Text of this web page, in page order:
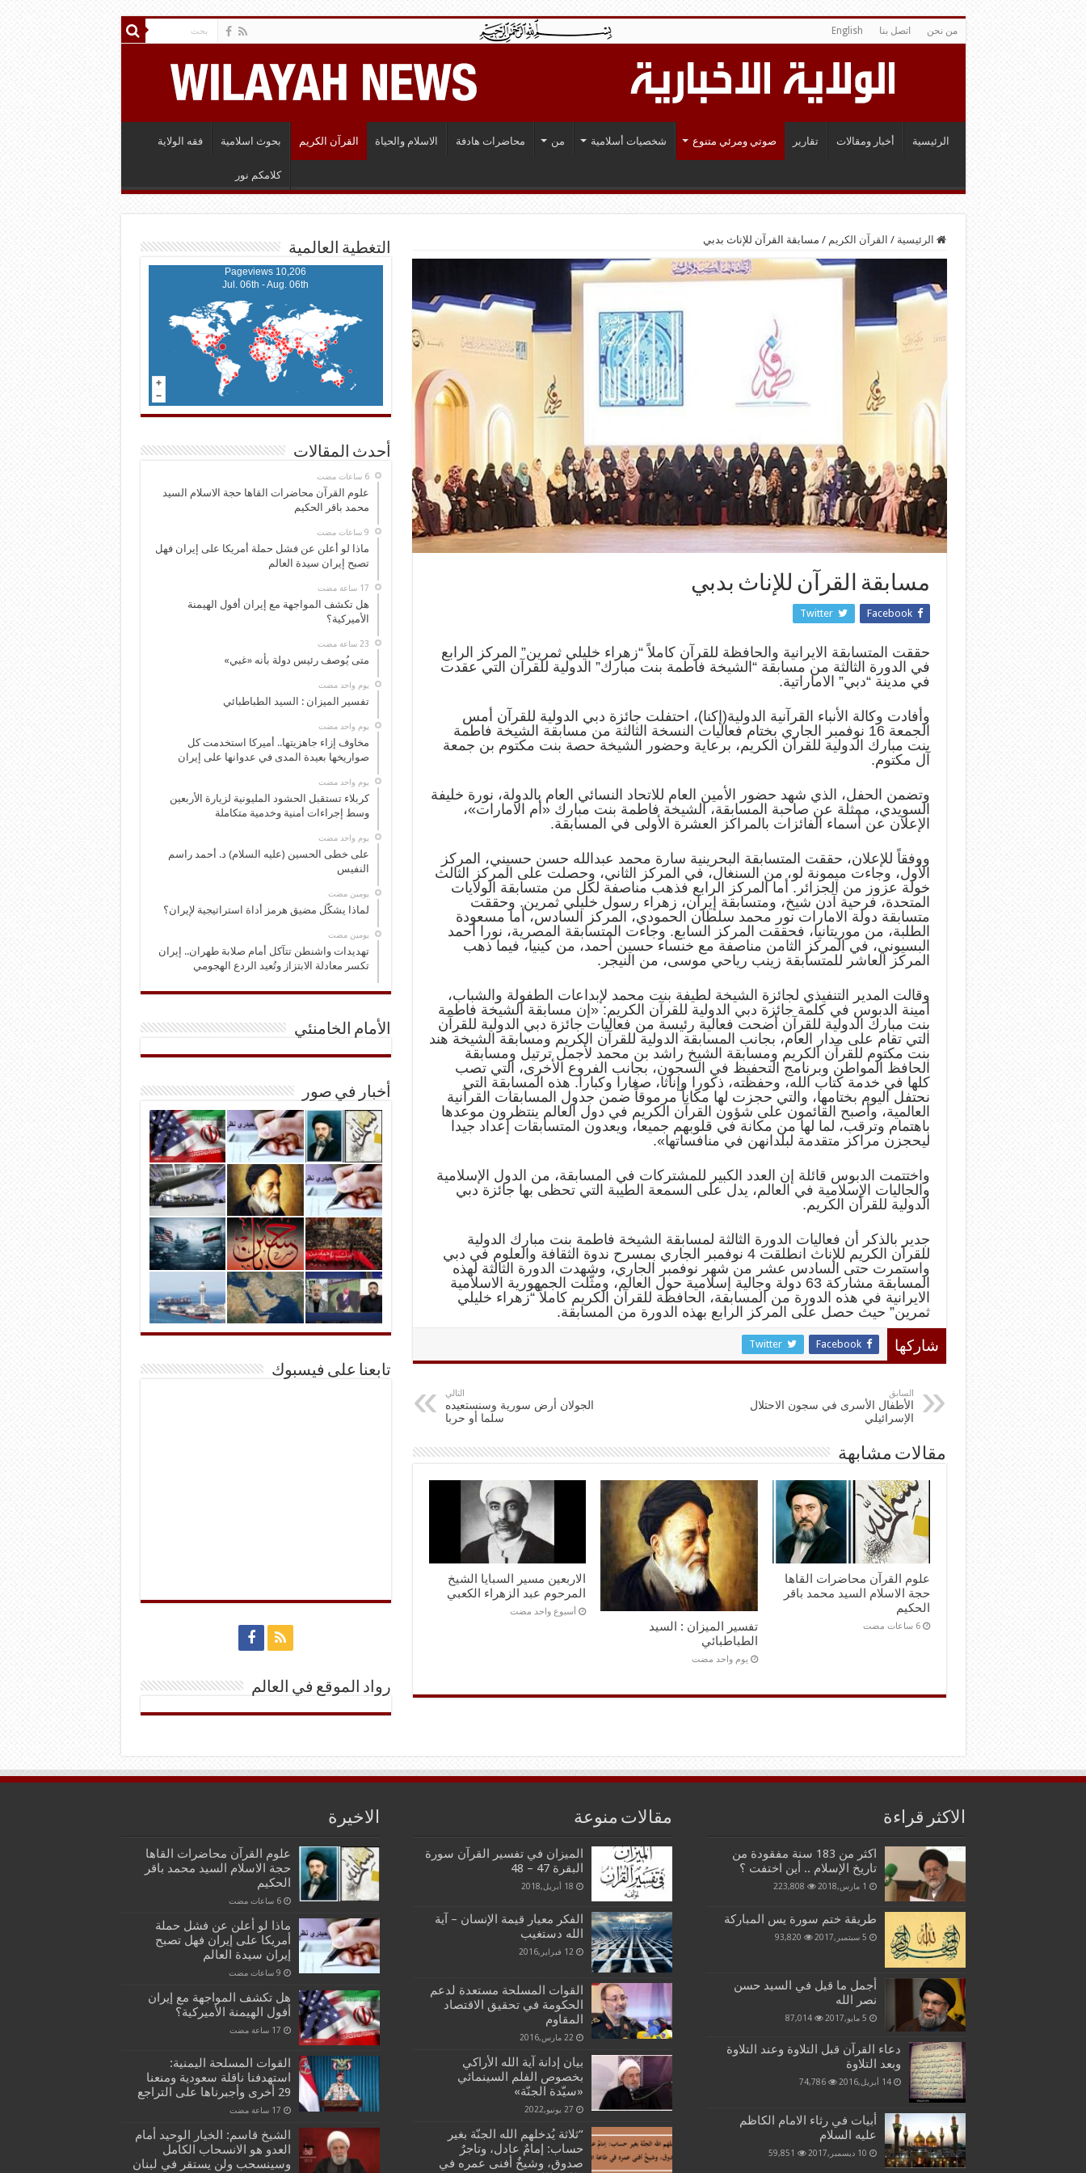
من نحن اتصل بنا English
الرئيسية أخبار ومقالات تقارير صوتي ومرئي متنوع شخصيات أسلامية من محاضرات هادفة الاسلام والحياة القرآن الكريم بحوث اسلامية فقه الولاية
كلامكم نور
الرئيسية / القرآن الكريم / مسابقة القرآن للإناث بدبي
مسابقة القرآن للإناث بدبي
Facebook
Twitter
حققت المتسابقة الايرانية والحافظة للقرآن كاملاً “زهراء خليلي ثمرين” المركز الرابع
في الدورة الثالثة من مسابقة “الشيخة فاطمة بنت مبارك” الدولية للقرآن التي عقدت
في مدينة “دبي” الاماراتية.
وأفادت وكالة الأنباء القرآنية الدولية(إکنا)، احتفلت جائزة دبي الدولية للقرآن أمس
الجمعة 16 نوفمبر الجاري بختام فعاليات النسخة الثالثة من مسابقة الشيخة فاطمة
بنت مبارك الدولية للقرآن الكريم، برعاية وحضور الشيخة حصة بنت مكتوم بن جمعة
آل مكتوم.
وتضمن الحفل، الذي شهد حضور الأمين العام للاتحاد النسائي العام بالدولة، نورة خليفة
السويدي، ممثلة عن صاحبة المسابقة، الشيخة فاطمة بنت مبارك «أم الامارات»،
الإعلان عن أسماء الفائزات بالمراكز العشرة الأولى في المسابقة.
ووفقاً للإعلان، حققت المتسابقة البحرينية سارة محمد عبدالله حسن حسيني، المركز
الأول، وجاءت ميمونة لو، من السنغال، في المركز الثاني، وحصلت على المركز الثالث
خولة عزوز من الجزائر. أما المركز الرابع فذهب مناصفة لكل من متسابقة الولايات
المتحدة، فرحية آدن شيخ، ومتسابقة إيران، زهراء رسول خليلي ثمرين. وحققت
متسابقة دولة الامارات نور محمد سلطان الحمودي، المركز السادس، أما مسعودة
الطلبة، من موريتانيا، فحققت المركز السابع. وجاءت المتسابقة المصرية، نورا أحمد
البسيوني، في المركز الثامن مناصفة مع خنساء حسين أحمد، من كينيا، فيما ذهب
المركز العاشر للمتسابقة زينب رياحي موسى، من النيجر.
وقالت المدير التنفيذي لجائزة الشيخة لطيفة بنت محمد لإبداعات الطفولة والشباب،
أمينة الدبوس في كلمة جائزة دبي الدولية للقرآن الكريم: «إن مسابقة الشيخة فاطمة
بنت مبارك الدولية للقرآن أضحت فعالية رئيسة من فعاليات جائزة دبي الدولية للقرآن
التي تقام على مدار العام، بجانب المسابقة الدولية للقرآن الكريم ومسابقة الشيخة هند
بنت مكتوم للقرآن الكريم ومسابقة الشيخ راشد بن محمد لأجمل ترتيل ومسابقة
الحافظ المواطن وبرنامج التحفيظ في السجون، بجانب الفروع الأخرى، التي تصب
كلها في خدمة كتاب الله، وحفظته، ذكورا وإناثا، صغارا وكبارا. هذه المسابقة التي
نحتفل اليوم بختامها، والتي حجزت لها مكاناً مرموقاً ضمن جدول المسابقات القرآنية
العالمية، وأصبح القائمون على شؤون القرآن الكريم في دول العالم ينتظرون موعدها
باهتمام وترقب، لما لها من مكانة في قلوبهم جميعا، ويعدون المتسابقات إعداد جيدا
ليحجزن مراكز متقدمة لبلدانهن في منافساتها».
واختتمت الدبوس قائلة إن العدد الكبير للمشتركات في المسابقة، من الدول الإسلامية
والجاليات الإسلامية في العالم، يدل على السمعة الطيبة التي تحظى بها جائزة دبي
الدولية للقرآن الكريم.
جدير بالذكر أن فعاليات الدورة الثالثة لمسابقة الشيخة فاطمة بنت مبارك الدولية
للقرآن الكريم للإناث انطلقت 4 نوفمبر الجاري بمسرح ندوة الثقافة والعلوم في دبي
واستمرت حتى السادس عشر من شهر نوفمبر الجاري، وشهدت الدورة الثالثة لهذه
المسابقة مشاركة 63 دولة وجالية إسلامية حول العالم، ومثّلت الجمهورية الاسلامية
الايرانية في هذه الدورة من المسابقة، الحافظة للقرآن الكريم كاملاً “زهراء خليلي
ثمرين” حيث حصل على المركز الرابع بهذه الدورة من المسابقة.
شاركها Facebook
Twitter
السابق
الأطفال الأسرى في سجون الاحتلال
الإسرائيلي
التالي
الجولان أرض سورية وسنستعيده
سلما أو حربا
مقالات مشابهة
علوم القرآن محاضرات القاها
حجة الاسلام السيد محمد باقر
الحكيم
‏6 ساعات مضت
تفسير الميزان : السيد
الطباطبائي
‏يوم واحد مضت
الاربعين مسير السبايا الشيخ
المرحوم عبد الزهراء الكعبي
‏أسبوع واحد مضت
التغطية العالمية
10,206 Pageviews
Jul. 06th - Aug. 06th
أحدث المقالات
‏6 ساعات مضت
علوم القرآن محاضرات القاها حجة الاسلام السيد
محمد باقر الحكيم
ماذا لو أعلن عن فشل حملة أمريكا على إيران فهل
تصبح إيران سيدة العالم
هل تكشف المواجهة مع إيران أفول الهيمنة
الأميركية؟
متى يُوصف رئيس دولة بأنه «غبي»
‏يوم واحد مضت
تفسير الميزان : السيد الطباطبائي
‏يوم واحد مضت
مخاوف إزاء جاهزيتها.. أميركا استخدمت كل
صواريخها بعيدة المدى في عدوانها على إيران
‏يوم واحد مضت
كربلاء تستقبل الحشود المليونية لزيارة الأربعين
وسط إجراءات أمنية وخدمية متكاملة
‏يوم واحد مضت
على خطى الحسين (عليه السلام) د. أحمد راسم
النفيس
‏يومين مضت
لماذا يشكّل مضيق هرمز أداة استراتيجية لإيران؟
‏يومين مضت
تهديدات واشنطن تتآكل أمام صلابة طهران.. إيران
تكسر معادلة الابتزاز وتُعيد الردع الهجومي
الأمام الخامنئي
أخبار في صور
تابعنا على فيسبوك
رواد الموقع في العالم
الاكثر قراءة
اكثر من 183 سنة مفقودة من
تاريخ الإسلام .. أين اختفت ؟
1 مارس,2018 223,808
طريقة ختم سورة يس المباركة
5 سبتمبر,2017 93,820
أجمل ما قيل في السيد حسن
نصر الله
5 مايو,2017 87,014
دعاء القرآن قبل التلاوة وعند التلاوة
وبعد التلاوة
14 أبريل,2016 74,786
أبيات في رثاء الامام الكاظم
عليه السلام
10 ديسمبر,2017 59,851
مقالات منوعة
الميزان في تفسير القرآن سورة
البقرة 47 – 48
18 أبريل,2018
الفكر معيار قيمة الإنسان – آية
الله دستغيب
12 فبراير,2016
القوات المسلحة مستعدة لدعم
الحكومة في تحقيق الاقتصاد
المقاوم
22 مارس,2016
بيان إدانة آية الله الأراكي
بخصوص الفلم السينمائي
«سيّدة الجنّة»
27 يونيو,2022
“ثلاثة يُدخلهم الله الجنّة بغير
حساب: إمامٌ عادل، وتاجرٌ
صدوق، وشيخٌ أفنى عمره في
الاخيرة
علوم القرآن محاضرات القاها
حجة الاسلام السيد محمد باقر
الحكيم
ماذا لو أعلن عن فشل حملة
أمريكا على إيران فهل تصبح
إيران سيدة العالم
هل تكشف المواجهة مع إيران
أفول الهيمنة الأميركية؟
القوات المسلحة اليمنية:
استهدفنا ناقلة سعودية ومنعنا
29 أخرى وأجبرناها على التراجع
الشيخ قاسم: الخيار الوحيد أمام
العدو هو الانسحاب الكامل
وسينسحب ولن يستقر في لبنان